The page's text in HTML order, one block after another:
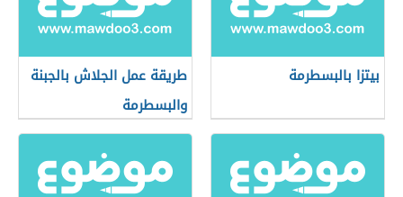
بيتزا بالبسطرمة
طريقة عمل الجلاش بالجبنة
والبسطرمة